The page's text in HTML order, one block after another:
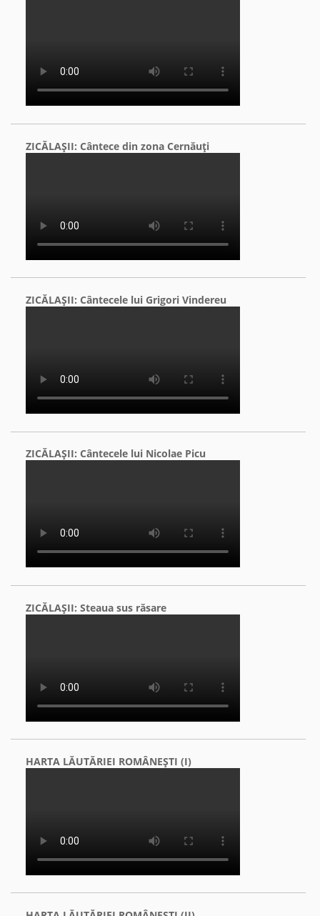
ZICĂLAŞII: Cântece din zona Cernăuţi
ZICĂLAŞII: Cântecele lui Grigori Vindereu
ZICĂLAŞII: Cântecele lui Nicolae Picu
ZICĂLAŞII: Steaua sus răsare
HARTA LĂUTĂRIEI ROMÂNEŞTI (I)